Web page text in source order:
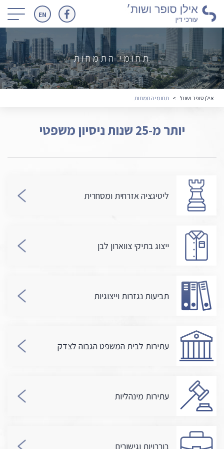
ENכפתור
זה
משמש
לניווט
במסכים
קטנים
תחומי התמחות
אילן סופר ושות' > תחומי התמחות
יותר מ-25 שנות ניסיון משפטי
ליטיגציה אזרחית ומסחרית
ייצוג בתיקי צווארון לבן
תביעות נגזרות וייצוגיות
עתירות לבית המשפט הגבוה לצדק
עתירות מינהליות
בוררויות וגישורים